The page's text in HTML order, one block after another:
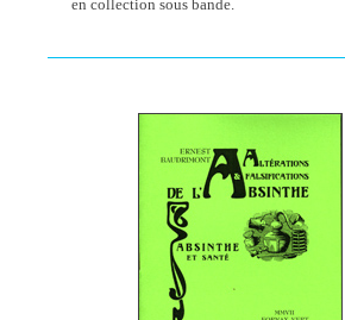
en collection sous bande.